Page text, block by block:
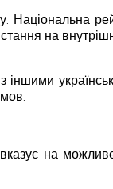
Національна
на
іншими
на